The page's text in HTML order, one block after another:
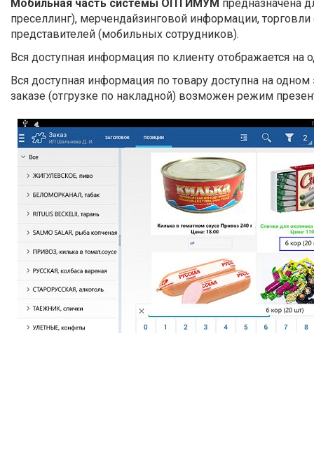
Мобильная часть системы ОПТИМУМ предназначена
преселлинг), мерчендайзинговой информации,
представителей (мобильных сотрудников).
Вся доступная информация по клиенту отображается
Вся доступная информация по товару доступна на
заказе (отгрузке по накладной) возможен режим